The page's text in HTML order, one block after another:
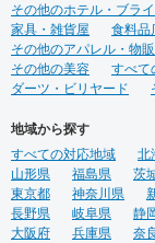
その他のホテル・ブラ
家具・雑貨屋
食料品
その他のアパレル・物販
その他の美容
すべて
ダーツ・ビリヤード
地域から探す
すべての対応地域
北
山形県
福島県 茨
東京都
神奈川県
長野県
岐阜県 静
大阪府
兵庫県 奈